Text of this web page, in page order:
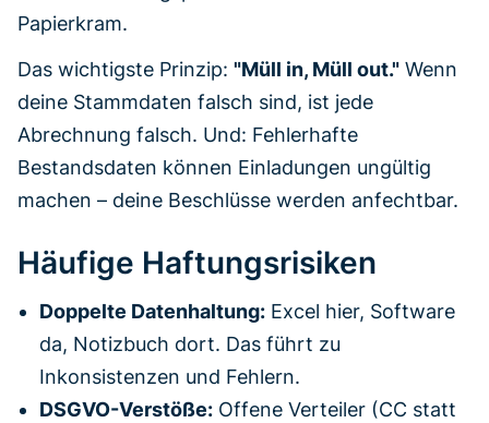
Papierkram.
Das wichtigste Prinzip: "Müll in, Müll out." Wenn
deine Stammdaten falsch sind, ist jede
Abrechnung falsch. Und: Fehlerhafte
Bestandsdaten können Einladungen ungültig
machen – deine Beschlüsse werden anfechtbar.
Häufige Haftungsrisiken
Doppelte Datenhaltung: Excel hier, Software
da, Notizbuch dort. Das führt zu
Inkonsistenzen und Fehlern.
DSGVO-Verstöße: Offene Verteiler (CC statt